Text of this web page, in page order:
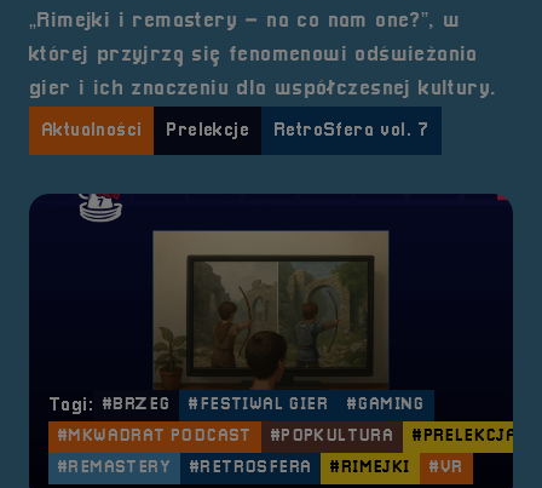
„Rimejki i remastery – na co nam one?”, w
której przyjrzą się fenomenowi odświeżania
gier i ich znaczeniu dla współczesnej kultury.
Aktualności Prelekcje RetroSfera vol. 7
Tagi: #BRZEG #FESTIWAL GIER
#GAMING
#MKWADRAT PODCAST
#POPKULTURA
#PRELEKCJA
#REMASTERY
#RETROSFERA #RIMEJKI #VR